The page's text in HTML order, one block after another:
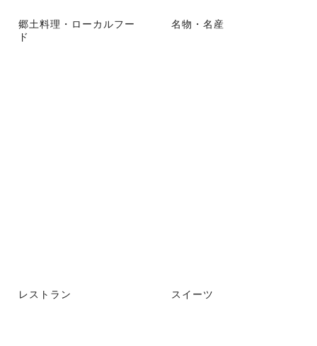
郷土料理・ローカルフー
ド
名物・名産
レストラン スイーツ